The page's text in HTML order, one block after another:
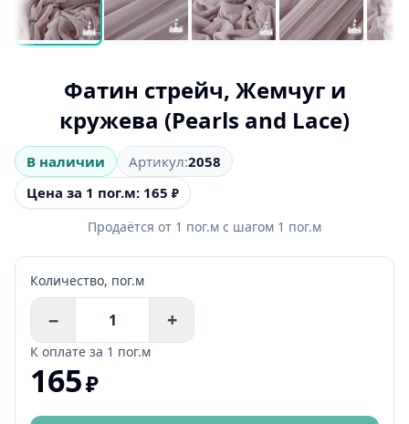
Фатин стрейч, Жемчуг и
кружева (Pearls and Lace)
В наличии Артикул:2058
Цена за 1 пог.м: 165 ₽
Продаётся от 1 пог.м с шагом 1 пог.м
Количество, пог.м
− +
К оплате за 1 пог.м
165₽